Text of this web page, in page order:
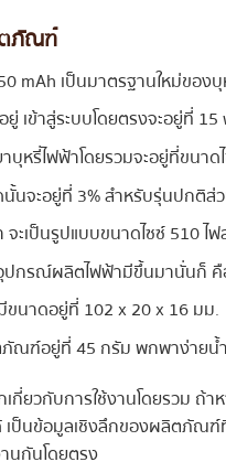
ภัณฑ์
mAh เป็นมาตรฐานใหม่ของ
เข้าสู่ระบบโดยตรงจะอยู่ที่ 15
หรี่ไฟฟ้าโดยรวมจะอยู่ที่ขนาด
นจะอยู่ที่ 3% สำหรับรุ่นปกติส่
ะเป็นรูปแบบขนาดไซซ์ 510 ไ
ปกรณ์ผลิตไฟฟ้ามีขึ้นมานั่นก็ คื
ขนาดอยู่ที่ 102 x 20 x 16 มม.
ณฑ์อยู่ที่ 45 กรัม พกพาง่ายน้
กี่ยวกับการใช้งานโดยรวม ถ้า
ป็นข้อมูลเชิงลึกของผลิตภัณฑ์
นกันโดยตรง